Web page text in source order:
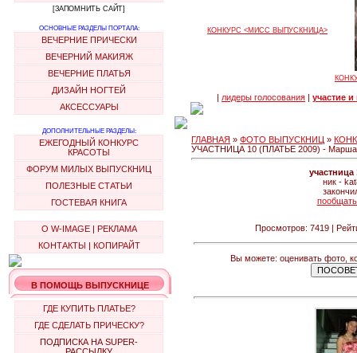
[ЗАПОМНИТЬ САЙТ]
ОСНОВНЫЕ РАЗДЕЛЫ ПОРТАЛА:
ВЕЧЕРНИЕ ПРИЧЕСКИ
ВЕЧЕРНИЙ МАКИЯЖ
ВЕЧЕРНИЕ ПЛАТЬЯ
ДИЗАЙН НОГТЕЙ
АКСЕССУАРЫ
ДОПОЛНИТЕЛЬНЫЕ РАЗДЕЛЫ:
ЕЖЕГОДНЫЙ КОНКУРС
КРАСОТЫ
ФОРУМ МИЛЫХ ВЫПУСКНИЦ
ПОЛЕЗНЫЕ СТАТЬИ
ГОСТЕВАЯ КНИГА
О W-IMAGE| РЕКЛАМА
КОНТАКТЫ | КОПИРАЙТ
В ПОМОЩЬ ВЫПУСКНИЦЕ
ГДЕ КУПИТЬ ПЛАТЬЕ?
ГДЕ СДЕЛАТЬ ПРИЧЕСКУ?
ПОДПИСКА НА SUPER-
КОНКУРС <МИСС ВЫПУСКНИЦА>
| лидеры голосования | участие
ГЛАВНАЯ » ФОТО ВЫПУСКНИЦ »
УЧАСТНИЦА 10 (ПЛАТЬЕ 2009) -
ник -
Просмотров: 7419 |
Вы можете: оценивать фото,